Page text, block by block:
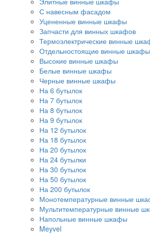
С навесным фасадом
Уцененные винные шкафы
Запчасти для винных шкафов
Термоэлектрические винные
Отдельностоящие винные шкафы
Высокие винные шкафы
Белые винные шкафы
Черные винные шкафы
На 6 бутылок
На 7 бутылок
На 8 бутылок
На 9 бутылок
На 12 бутылок
На 18 бутылок
На 20 бутылок
На 24 бутылки
На 30 бутылок
На 50 бутылок
На 200 бутылок
Монотемпературные винные
Мультитемпературные винные
Напольные винные шкафы
Meyvel